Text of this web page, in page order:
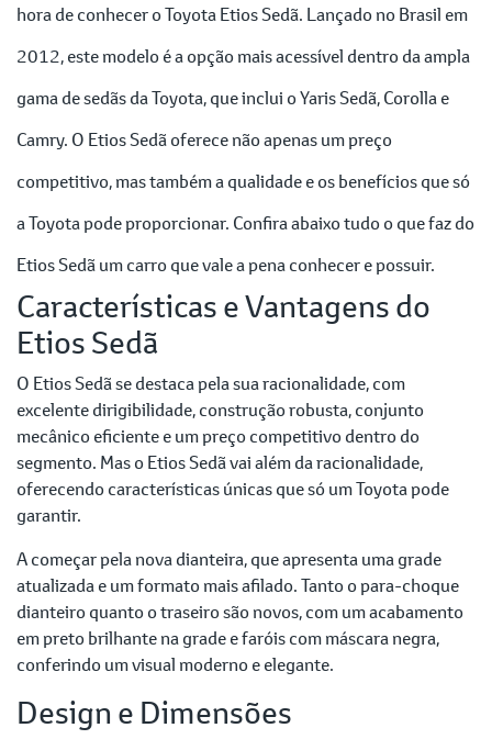
hora de conhecer o Toyota Etios Sedã. Lançado no Brasil em
2012, este modelo é a opção mais acessível dentro da ampla
gama de sedãs da Toyota, que inclui o Yaris Sedã, Corolla e
Camry. O Etios Sedã oferece não apenas um preço
competitivo, mas também a qualidade e os benefícios que só
a Toyota pode proporcionar. Confira abaixo tudo o que faz do
Etios Sedã um carro que vale a pena conhecer e possuir.
Características e Vantagens do
Etios Sedã
O Etios Sedã se destaca pela sua racionalidade, com
excelente dirigibilidade, construção robusta, conjunto
mecânico eficiente e um preço competitivo dentro do
segmento. Mas o Etios Sedã vai além da racionalidade,
oferecendo características únicas que só um Toyota pode
garantir.
A começar pela nova dianteira, que apresenta uma grade
atualizada e um formato mais afilado. Tanto o para-choque
dianteiro quanto o traseiro são novos, com um acabamento
em preto brilhante na grade e faróis com máscara negra,
conferindo um visual moderno e elegante.
Design e Dimensões